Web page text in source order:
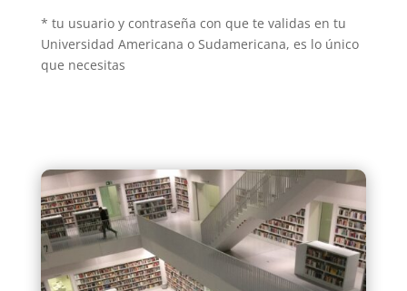
* tu usuario y contraseña con que te validas en tu
Universidad Americana o Sudamericana, es lo único
que necesitas